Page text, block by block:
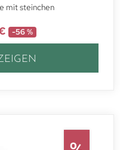
mit steinchen
-56 %